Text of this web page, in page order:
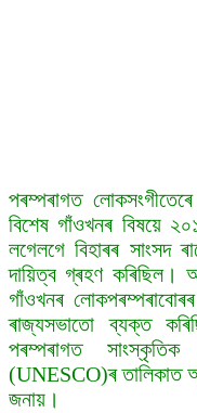
পৰম্পৰাগত
বিশেষ গাঁওখনৰ বিষয়ে
লগেলগে বিহাৰৰ সাংসদ
দায়িত্ব গ্ৰহণ কৰিছিল।
গাঁওখনৰ
ৰাজ্যসভাতো ব্যক্ত
পৰম্পৰাগত
(UNESCO)ৰ তালিকাত
জনায়।